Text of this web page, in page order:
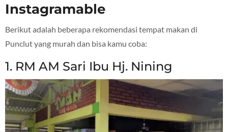
Instagramable
Berikut adalah beberapa rekomendasi tempat makan di
Punclut yang murah dan bisa kamu coba:
1. RM AM Sari Ibu Hj. Nining